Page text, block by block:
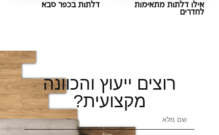
דלתות מתאימות
דלתות בכפר סבא
רוצים ייעוץ והכוונה
מקצועית?